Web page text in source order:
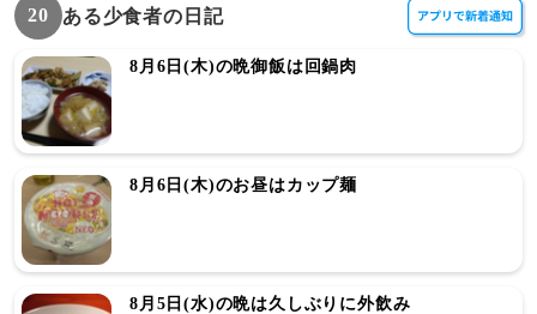
20 ある少食者の日記
8月6日(木)の晩御飯は回鍋肉
8月6日(木)のお昼はカップ麺
8月5日(水)の晩は久しぶりに外飲み